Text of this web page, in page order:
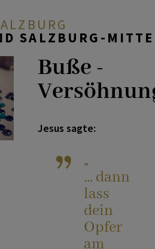
SALZBURG-MITTE
Buße -
Jesus sagte:
„
...dann
lass
dein
Opfer
am